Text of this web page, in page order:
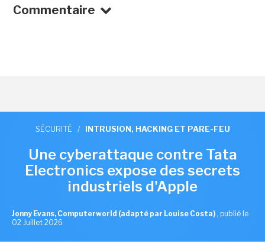
Commentaire
SÉCURITÉ / INTRUSION, HACKING ET PARE-FEU
Une cyberattaque contre Tata
Electronics expose des secrets
industriels d'Apple
Jonny Evans, Computerworld (adapté par Louise Costa) , publié le
02 Juillet 2026